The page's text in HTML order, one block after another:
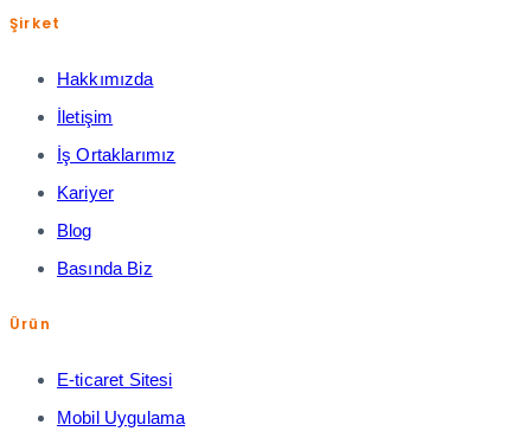
Şirket
Hakkımızda
İletişim
İş Ortaklarımız
Kariyer
Blog
Basında Biz
Ürün
E-ticaret Sitesi
Mobil Uygulama